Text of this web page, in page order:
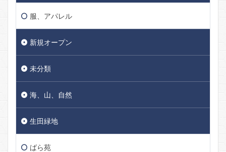
服、アパレル
新規オープン
未分類
海、山、自然
生田緑地
ばら苑